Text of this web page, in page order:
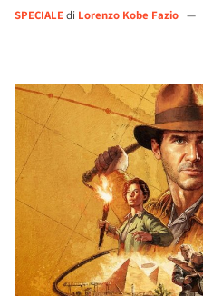
SPECIALEdi Lorenzo Kobe Fazio —